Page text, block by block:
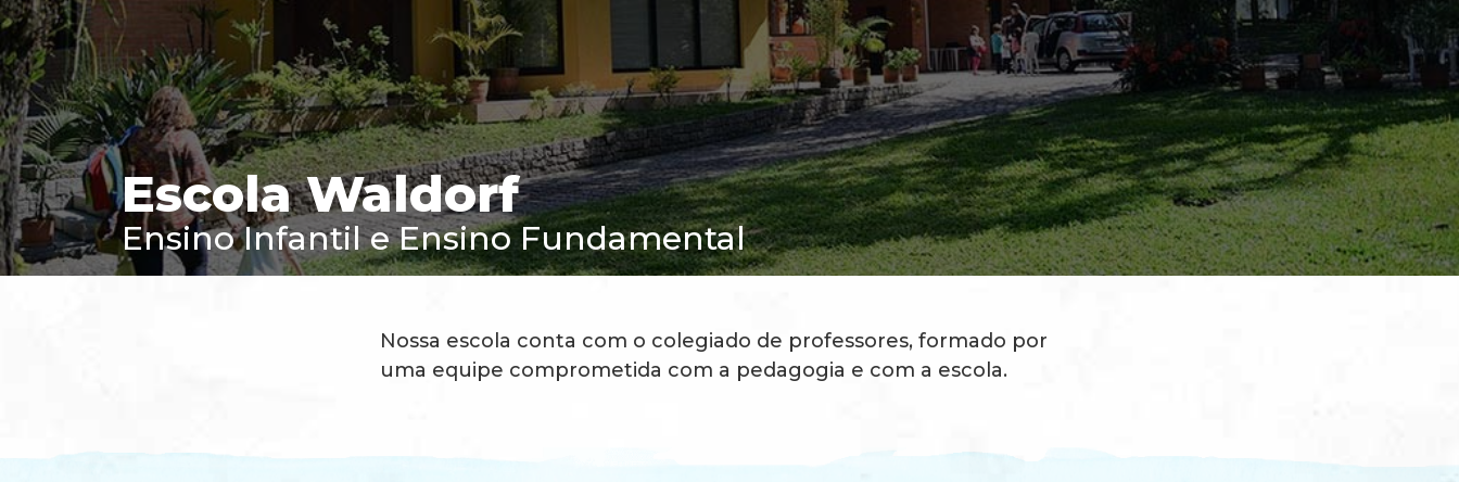
Escola Waldorf
Ensino Infantil e Ensino Fundamental
Nossa escola conta com o colegiado de professores, formado por
uma equipe comprometida com a pedagogia e com a escola.